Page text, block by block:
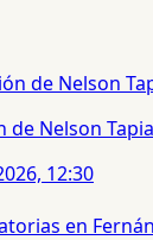
Nelson
12:30